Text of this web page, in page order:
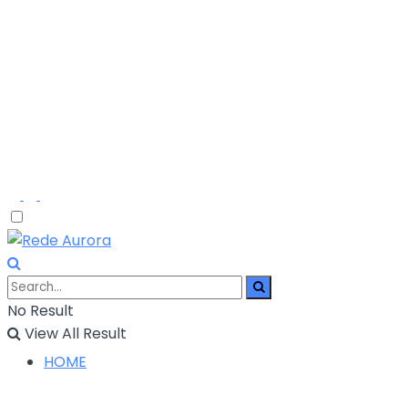
No Result
View All Result
HOME